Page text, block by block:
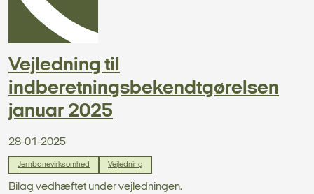
Vejledning til
indberetningsbekendtgørelsen
januar 2025
28-01-2025
Jernbanevirksomhed Vejledning
Bilag vedhæftet under vejledningen.